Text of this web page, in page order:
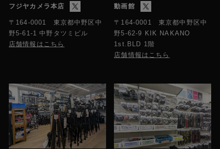
フジヤカメラ本店
〒164-0001 東京都中野区中
野5-61-1 中野タツミビル
店舗情報はこちら
動画館
〒164-0001 東京都中野区中
野5-62-9 KIK NAKANO
1st.BLD 1階
店舗情報はこちら